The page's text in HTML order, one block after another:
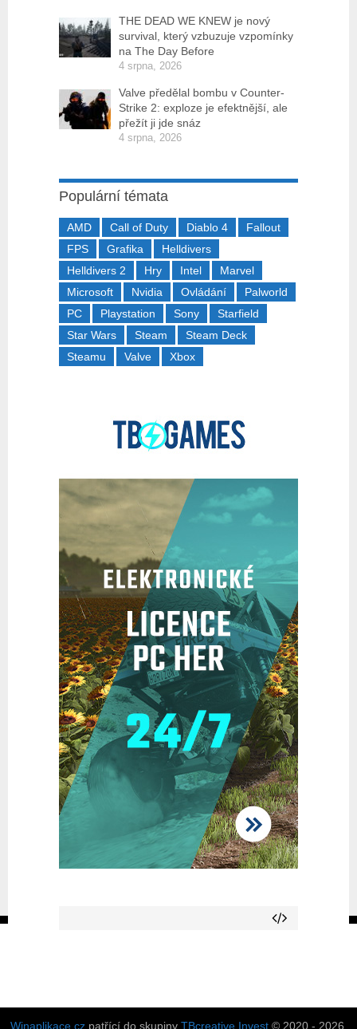
THE DEAD WE KNEW je nový
survival, který vzbuzuje vzpomínky
na The Day Before
4 srpna, 2026
Valve předělal bombu v Counter-
Strike 2: exploze je efektnější, ale
přežít ji jde snáz
4 srpna, 2026
Populární témata
AMD Call of Duty Diablo 4
Fallout
FPS
Grafika
Helldivers
Helldivers 2
Hry Intel
Marvel
Microsoft
Nvidia Ovládání
Palworld
PC
Playstation Sony
Starfield
Star Wars
Steam
Steam Deck
Steamu
Valve Xbox
Winaplikace.czpatřící do skupiny TBcreative Invest© 2020 - 2026.